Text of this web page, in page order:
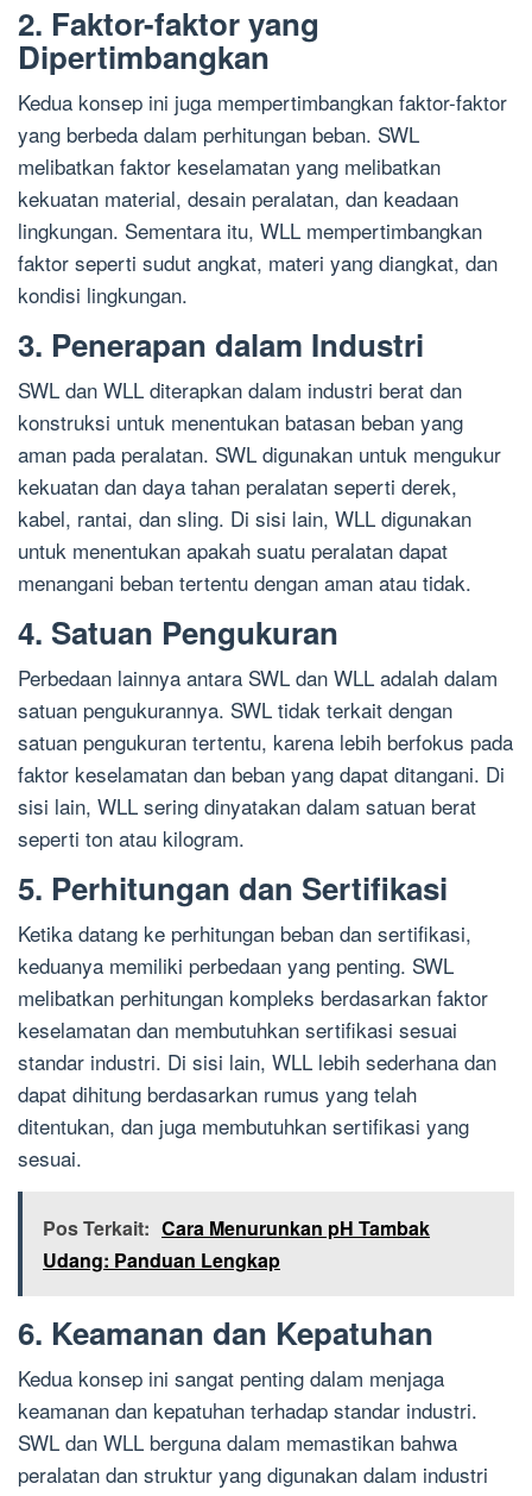
2. Faktor-faktor yang
Dipertimbangkan
Kedua konsep ini juga mempertimbangkan faktor-faktor
yang berbeda dalam perhitungan beban. SWL
melibatkan faktor keselamatan yang melibatkan
kekuatan material, desain peralatan, dan keadaan
lingkungan. Sementara itu, WLL mempertimbangkan
faktor seperti sudut angkat, materi yang diangkat, dan
kondisi lingkungan.
3. Penerapan dalam Industri
SWL dan WLL diterapkan dalam industri berat dan
konstruksi untuk menentukan batasan beban yang
aman pada peralatan. SWL digunakan untuk mengukur
kekuatan dan daya tahan peralatan seperti derek,
kabel, rantai, dan sling. Di sisi lain, WLL digunakan
untuk menentukan apakah suatu peralatan dapat
menangani beban tertentu dengan aman atau tidak.
4. Satuan Pengukuran
Perbedaan lainnya antara SWL dan WLL adalah dalam
satuan pengukurannya. SWL tidak terkait dengan
satuan pengukuran tertentu, karena lebih berfokus pada
faktor keselamatan dan beban yang dapat ditangani. Di
sisi lain, WLL sering dinyatakan dalam satuan berat
seperti ton atau kilogram.
5. Perhitungan dan Sertifikasi
Ketika datang ke perhitungan beban dan sertifikasi,
keduanya memiliki perbedaan yang penting. SWL
melibatkan perhitungan kompleks berdasarkan faktor
keselamatan dan membutuhkan sertifikasi sesuai
standar industri. Di sisi lain, WLL lebih sederhana dan
dapat dihitung berdasarkan rumus yang telah
ditentukan, dan juga membutuhkan sertifikasi yang
sesuai.
Pos Terkait: Cara Menurunkan pH Tambak
Udang: Panduan Lengkap
6. Keamanan dan Kepatuhan
Kedua konsep ini sangat penting dalam menjaga
keamanan dan kepatuhan terhadap standar industri.
SWL dan WLL berguna dalam memastikan bahwa
peralatan dan struktur yang digunakan dalam industri